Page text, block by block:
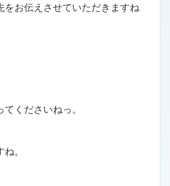
をお伝えさせていただきますね
くださいねっ。
。